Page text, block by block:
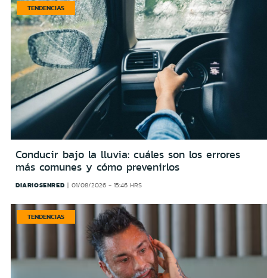
TENDENCIAS
Conducir bajo la lluvia: cuáles son los errores
más comunes y cómo prevenirlos
DIARIOSENRED 01/08/2026 - 15:46 HRS
TENDENCIAS